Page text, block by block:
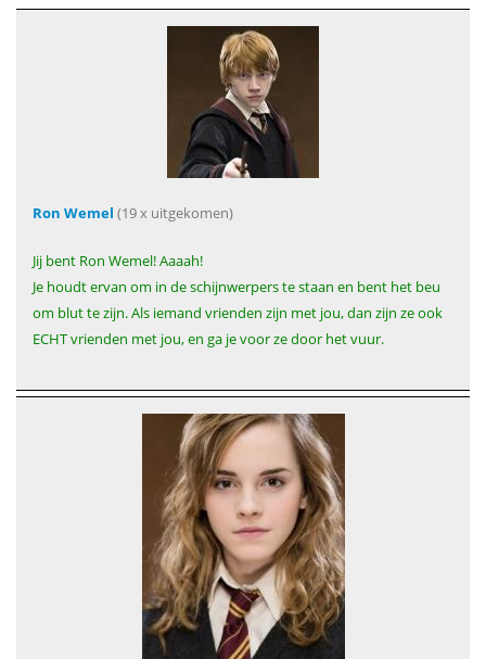
Ron Wemel (19 x uitgekomen)
Jij bent Ron Wemel! Aaaah!
Je houdt ervan om in de schijnwerpers te staan en bent het beu
om blut te zijn. Als iemand vrienden zijn met jou, dan zijn ze ook
ECHT vrienden met jou, en ga je voor ze door het vuur.